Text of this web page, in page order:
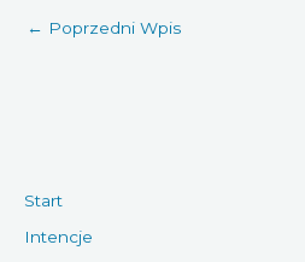
Start
Intencje
← Poprzedni Wpis